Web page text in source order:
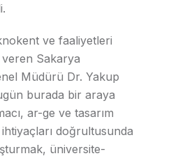
ve faaliyetleri
veren Sakarya
Müdürü Dr. Yakup
burada bir araya
ar-ge ve tasarım
doğrultusunda
üniversite-